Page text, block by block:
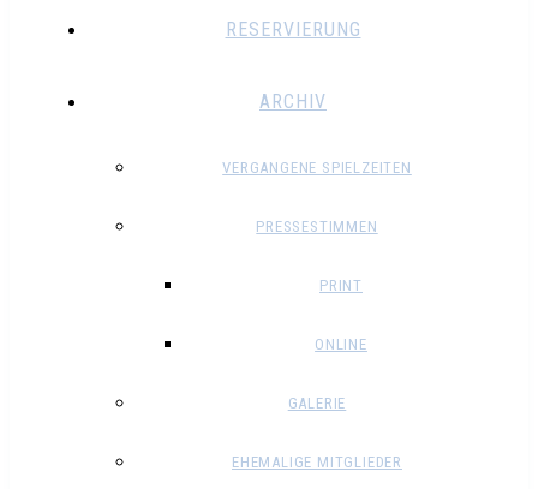
RESERVIERUNG
ARCHIV
VERGANGENE SPIELZEITEN
PRESSESTIMMEN
PRINT
ONLINE
GALERIE
EHEMALIGE MITGLIEDER